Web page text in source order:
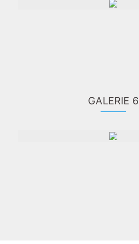
GALERIE 6